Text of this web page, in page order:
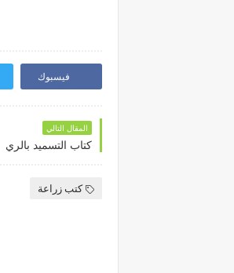
فيسبوك
المقال التالي
كتاب التسميد بالري
كتب زراعة